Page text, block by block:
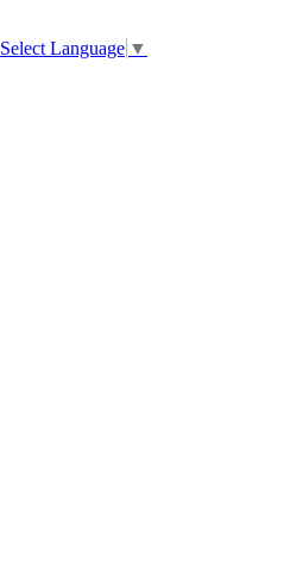
Select Language ▼